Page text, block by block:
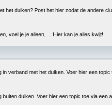
het duiken? Post het hier zodat de andere
voel je je alleen, ... Hier kan je alles kwijt!
in verband met het duiken. Voer hier een
buiten duiken. Voer hier een topic toe via een